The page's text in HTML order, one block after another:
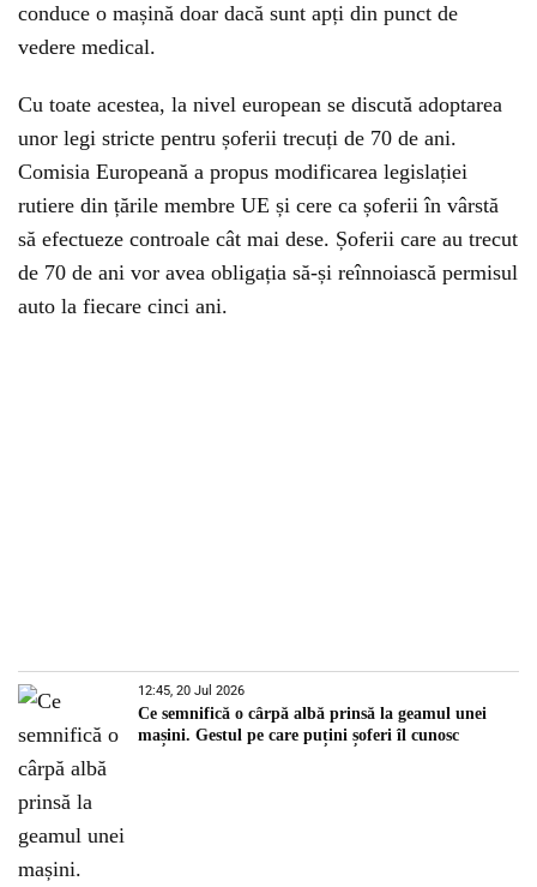
conduce o mașină doar dacă sunt apți din punct de
vedere medical.
Cu toate acestea, la nivel european se discută adoptarea
unor legi stricte pentru șoferii trecuți de 70 de ani.
Comisia Europeană a propus modificarea legislației
rutiere din țările membre UE și cere ca șoferii în vârstă
să efectueze controale cât mai dese. Șoferii care au trecut
de 70 de ani vor avea obligația să-și reînnoiască permisul
auto la fiecare cinci ani.
12:45, 20 Jul 2026
Ce semnifică o cârpă albă prinsă la geamul unei
mașini. Gestul pe care puțini șoferi îl cunosc